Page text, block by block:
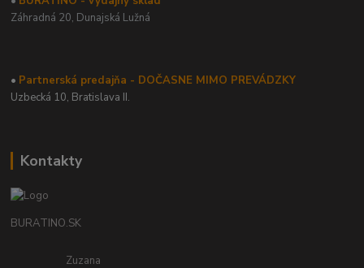
Záhradná 20, Dunajská Lužná
• Partnerská predajňa - DOČASNE MIMO PREVÁDZKY
Uzbecká 10, Bratislava II.
Kontakty
BURATINO.SK
Zuzana